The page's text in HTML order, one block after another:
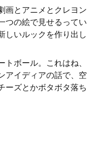
画とアニメとクレヨン
つの絵で見せるってい
しいルックを作り出し
ボール。これはね、
アイディアの話で、空
ーズとかボタボタ落ち